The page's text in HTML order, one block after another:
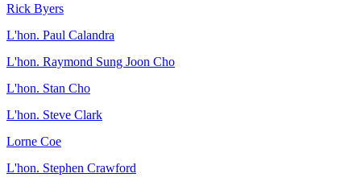
Rick Byers
L'hon. Paul Calandra
L'hon. Raymond Sung Joon Cho
L'hon. Stan Cho
L'hon. Steve Clark
Lorne Coe
L'hon. Stephen Crawford